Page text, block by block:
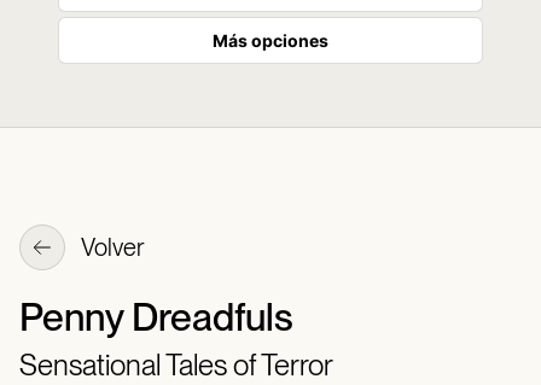
Más opciones
Volver
Penny Dreadfuls
Sensational Tales of Terror